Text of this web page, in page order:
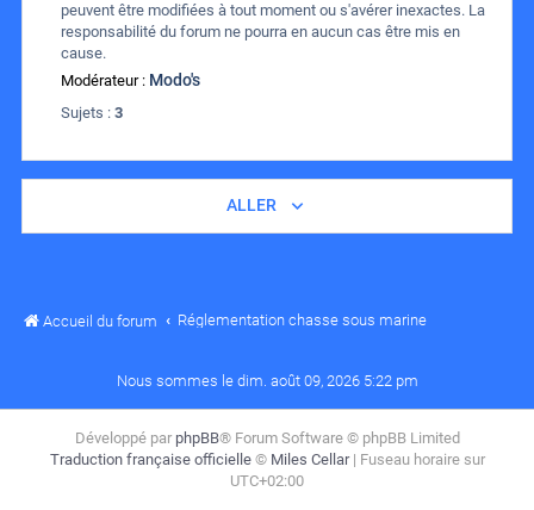
peuvent être modifiées à tout moment ou s'avérer inexactes. La
responsabilité du forum ne pourra en aucun cas être mis en
cause.
Modérateur : Modo's
Sujets : 3
ALLER
Accueil du forum Réglementation chasse sous marine
Nous sommes le dim. août 09, 2026 5:22 pm
Développé par phpBB® Forum Software © phpBB Limited
Traduction française officielle© Miles Cellar | Fuseau horaire sur
UTC+02:00